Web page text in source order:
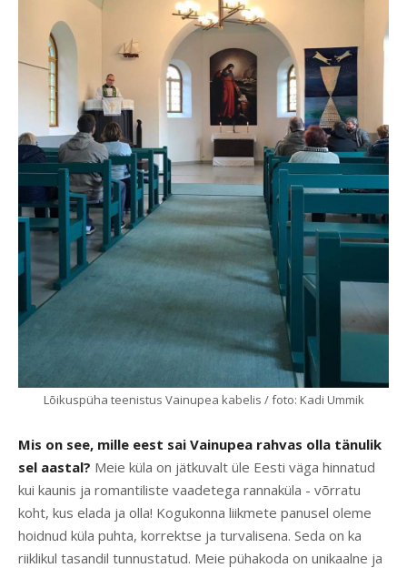
Lõikuspüha teenistus Vainupea kabelis / foto: Kadi Ummik
Mis on see, mille eest sai Vainupea rahvas olla tänulik
sel aastal? Meie küla on jätkuvalt üle Eesti väga hinnatud
kui kaunis ja romantiliste vaadetega rannaküla - võrratu
koht, kus elada ja olla! Kogukonna liikmete panusel oleme
hoidnud küla puhta, korrektse ja turvalisena. Seda on ka
riiklikul tasandil tunnustatud. Meie pühakoda on unikaalne ja